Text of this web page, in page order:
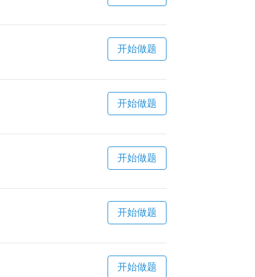
开始做题
开始做题
开始做题
开始做题
开始做题